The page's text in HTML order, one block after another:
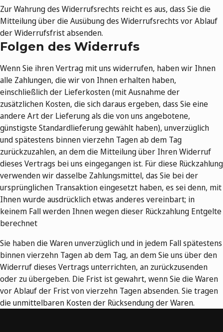
Zur Wahrung des Widerrufsrechts reicht es aus, dass Sie die
Mitteilung über die Ausübung des Widerrufsrechts vor Ablauf
der Widerrufsfrist absenden.
Folgen des Widerrufs
Wenn Sie ihren Vertrag mit uns widerrufen, haben wir Ihnen
alle Zahlungen, die wir von Ihnen erhalten haben,
einschließlich der Lieferkosten (mit Ausnahme der
zusätzlichen Kosten, die sich daraus ergeben, dass Sie eine
andere Art der Lieferung als die von uns angebotene,
günstigste Standardlieferung gewählt haben), unverzüglich
und spätestens binnen vierzehn Tagen ab dem Tag
zurückzuzahlen, an dem die Mitteilung über Ihren Widerruf
dieses Vertrags bei uns eingegangen ist. Für diese Rückzahlung
verwenden wir dasselbe Zahlungsmittel, das Sie bei der
ursprünglichen Transaktion eingesetzt haben, es sei denn, mit
Ihnen wurde ausdrücklich etwas anderes vereinbart; in
keinem Fall werden Ihnen wegen dieser Rückzahlung Entgelte
berechnet
Sie haben die Waren unverzüglich und in jedem Fall spätestens
binnen vierzehn Tagen ab dem Tag, an dem Sie uns über den
Widerruf dieses Vertrags unterrichten, an zurückzusenden
oder zu übergeben. Die Frist ist gewahrt, wenn Sie die Waren
vor Ablauf der Frist von vierzehn Tagen absenden. Sie tragen
die unmittelbaren Kosten der Rücksendung der Waren.